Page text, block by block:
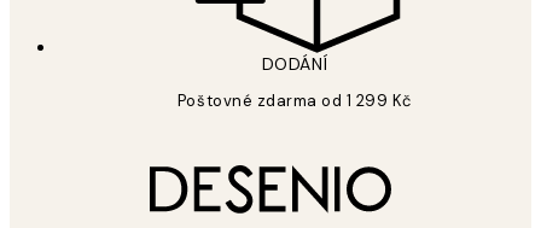
DODÁNÍ
Poštovné zdarma od 1 299 Kč